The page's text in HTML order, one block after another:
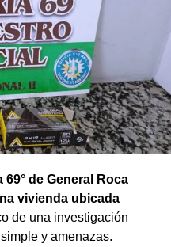
de General Roca
vivienda ubicada
de una investigación
y amenazas.